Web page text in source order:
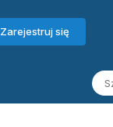
Zarejestruj się